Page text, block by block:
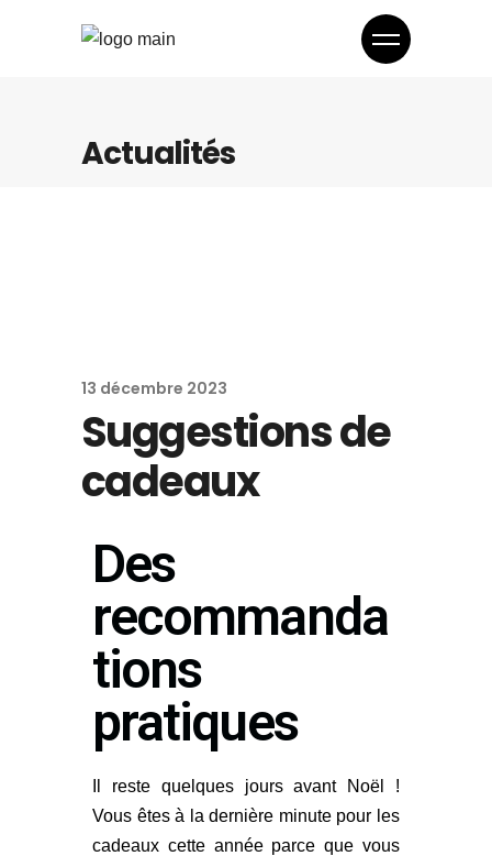
Actualités
13 décembre 2023
Suggestions de
cadeaux
Des
recommanda
tions
pratiques
Il reste quelques jours avant Noël !
Vous êtes à la dernière minute pour les
cadeaux cette année parce que vous